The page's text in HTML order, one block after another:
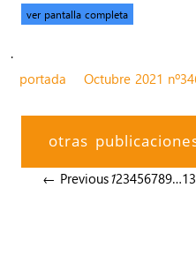
ver pantalla completa
.
portada
Octubre 2021
otras
← Previous123456789…13